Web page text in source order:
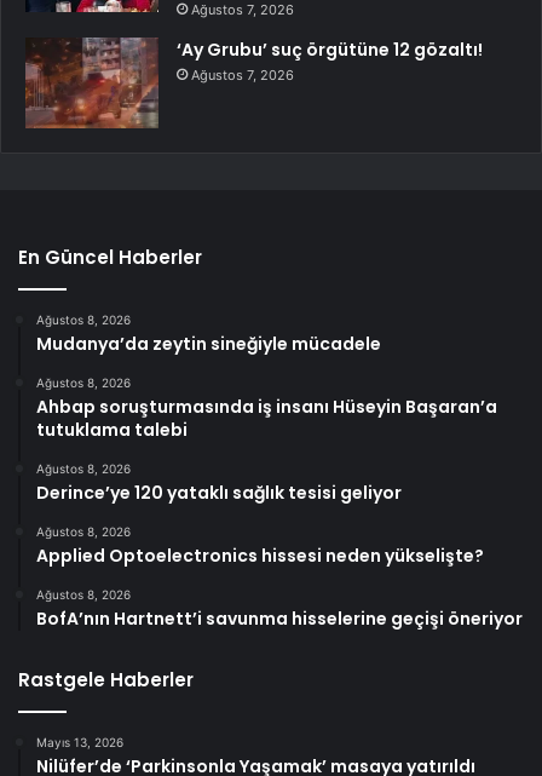
Ağustos 7, 2026
‘Ay Grubu’ suç örgütüne 12 gözaltı!
Ağustos 7, 2026
En Güncel Haberler
Ağustos 8, 2026
Mudanya’da zeytin sineğiyle mücadele
Ağustos 8, 2026
Ahbap soruşturmasında iş insanı Hüseyin Başaran’a
tutuklama talebi
Ağustos 8, 2026
Derince’ye 120 yataklı sağlık tesisi geliyor
Ağustos 8, 2026
Applied Optoelectronics hissesi neden yükselişte?
Ağustos 8, 2026
BofA’nın Hartnett’i savunma hisselerine geçişi öneriyor
Rastgele Haberler
Mayıs 13, 2026
Nilüfer’de ‘Parkinsonla Yaşamak’ masaya yatırıldı